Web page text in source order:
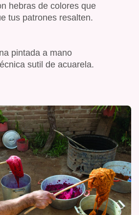
hebras de colores que
tus patrones resalten.
pintada a mano
sutil de acuarela.